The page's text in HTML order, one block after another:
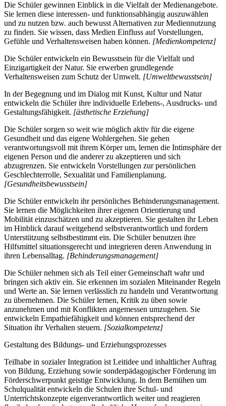
Die Schüler gewinnen Einblick in die Vielfalt der Medienangebote.
Sie lernen diese interessen- und funktionsabhängig auszuwählen
und zu nutzen bzw. auch bewusst Alternativen zur Mediennutzung
zu finden. Sie wissen, dass Medien Einfluss auf Vorstellungen,
Gefühle und Verhaltensweisen haben können. [Medienkompetenz]
Die Schüler entwickeln ein Bewusstsein für die Vielfalt und
Einzigartigkeit der Natur. Sie erwerben grundlegende
Verhaltensweisen zum Schutz der Umwelt. [Umweltbewusstsein]
In der Begegnung und im Dialog mit Kunst, Kultur und Natur
entwickeln die Schüler ihre individuelle Erlebens-, Ausdrucks- und
Gestaltungsfähigkeit. [ästhetische Erziehung]
Die Schüler sorgen so weit wie möglich aktiv für die eigene
Gesundheit und das eigene Wohlergehen. Sie gehen
verantwortungsvoll mit ihrem Körper um, lernen die Intimsphäre der
eigenen Person und die anderer zu akzeptieren und sich
abzugrenzen. Sie entwickeln Vorstellungen zur persönlichen
Geschlechterrolle, Sexualität und Familienplanung.
[Gesundheitsbewusstsein]
Die Schüler entwickeln ihr persönliches Behinderungsmanagement.
Sie lernen die Möglichkeiten ihrer eigenen Orientierung und
Mobilität einzuschätzen und zu akzeptieren. Sie gestalten ihr Leben
im Hinblick darauf weitgehend selbstverantwortlich und fordern
Unterstützung selbstbestimmt ein. Die Schüler benutzen ihre
Hilfsmittel situationsgerecht und integrieren deren Anwendung in
ihren Lebensalltag. [Behinderungsmanagement]
Die Schüler nehmen sich als Teil einer Gemeinschaft wahr und
bringen sich aktiv ein. Sie erkennen im sozialen Miteinander Regeln
und Werte an. Sie lernen verlässlich zu handeln und Verantwortung
zu übernehmen. Die Schüler lernen, Kritik zu üben sowie
anzunehmen und mit Konflikten angemessen umzugehen. Sie
entwickeln Empathiefähigkeit und können entsprechend der
Situation ihr Verhalten steuern. [Sozialkompetenz]
Gestaltung des Bildungs- und Erziehungsprozesses
Teilhabe in sozialer Integration ist Leitidee und inhaltlicher Auftrag
von Bildung, Erziehung sowie sonderpädagogischer Förderung im
Förderschwerpunkt geistige Entwicklung. In dem Bemühen um
Schulqualität entwickeln die Schulen ihre Schul- und
Unterrichtskonzepte eigenverantwortlich weiter und reagieren